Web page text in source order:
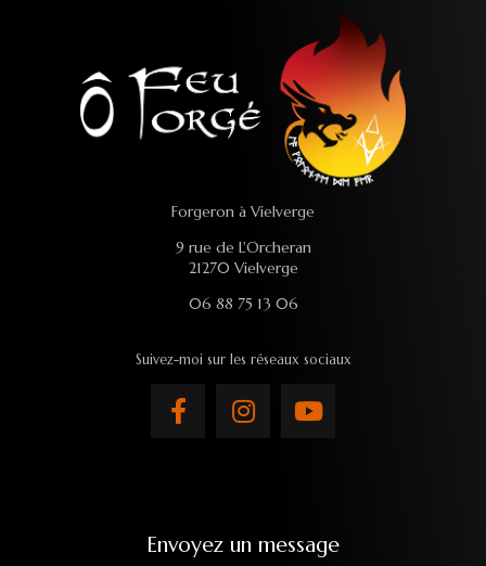
Forgeron à Vielverge
9 rue de L'Orcheran
21270 Vielverge
06 88 75 13 06
Suivez-moi sur les réseaux sociaux
Envoyez un message